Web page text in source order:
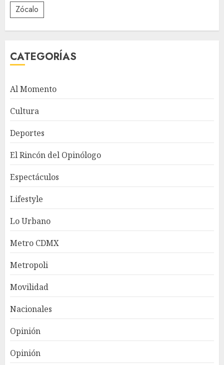
Zócalo
CATEGORÍAS
Al Momento
Cultura
Deportes
El Rincón del Opinólogo
Espectáculos
Lifestyle
Lo Urbano
Metro CDMX
Metropoli
Movilidad
Nacionales
Opinión
Opinión